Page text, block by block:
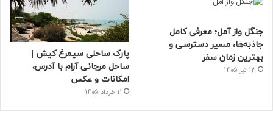
جنگل واز آمل؛ معرفی کامل
جاذبه‌ها، مسیر دسترسی و
بهترین زمان سفر
13 تیر 1405
پارک ساحلی سیمرغ کیش |
ساحل مرجانی آرام با آدرس،
امکانات و عکس
11 خرداد 1405